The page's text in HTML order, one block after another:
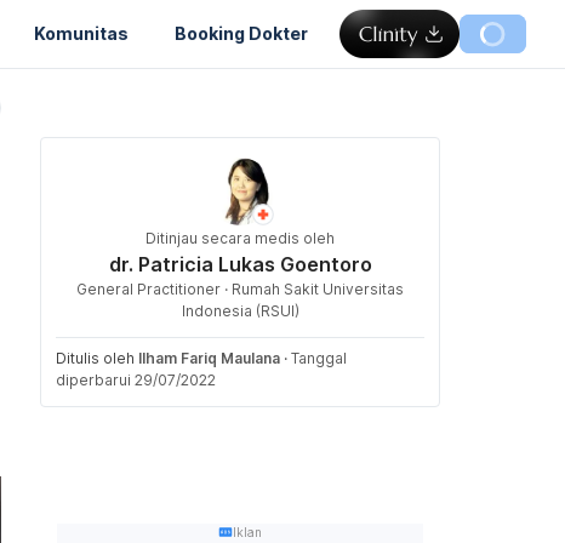
Komunitas Booking Dokter
Ditinjau secara medis oleh
dr. Patricia Lukas Goentoro
General Practitioner · Rumah Sakit Universitas
Indonesia (RSUI)
Ditulis oleh Ilham Fariq Maulana · Tanggal
diperbarui 29/07/2022
Iklan